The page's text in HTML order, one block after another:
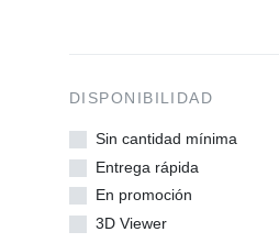
DISPONIBILIDAD
Sin cantidad mínima
Entrega rápida
En promoción
3D Viewer